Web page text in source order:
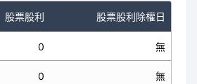
股票股利 股票股利除權日
0 無
0 無